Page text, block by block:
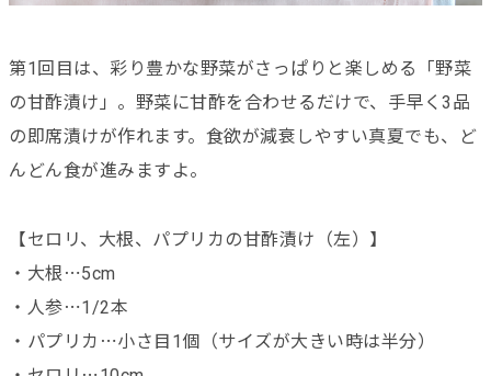
第1回目は、彩り豊かな野菜がさっぱりと楽しめる「野菜
の甘酢漬け」。野菜に甘酢を合わせるだけで、手早く3品
の即席漬けが作れます。食欲が減衰しやすい真夏でも、ど
んどん食が進みますよ。
【セロリ、大根、パプリカの甘酢漬け（左）】
・大根⋯5cm
・人参⋯1/2本
・パプリカ⋯小さ目1個（サイズが大きい時は半分）